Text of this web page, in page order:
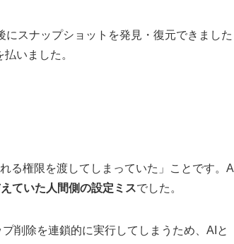
スナップショットを発見・復元できました
いました。
る権限を渡してしまっていた」ことです。AI
ていた人間側の設定ミスでした。
削除を連鎖的に実行してしまうため、AIと